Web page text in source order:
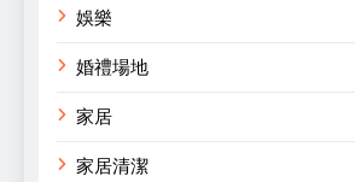
娛樂
婚禮場地
家居
家居清潔